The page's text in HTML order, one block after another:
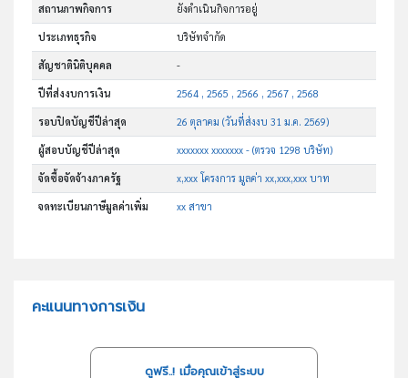
สถานภาพกิจการ ยังดำเนินกิจการอยู่
ประเภทธุรกิจ บริษัทจำกัด
สัญชาตินิติบุคคล -
ปีที่ส่งงบการเงิน 2564 , 2565 , 2566 , 2567 , 2568
รอบปิดบัญชีปีล่าสุด 26 ตุลาคม (วันที่ส่งงบ 31 ม.ค. 2569)
ผู้สอบบัญชีปีล่าสุด xxxxxxx xxxxxxx - (ตรวจ 1298 บริษัท)
จัดซื้อจัดจ้างภาครัฐ x,xxx โครงการ มูลค่า xx,xxx,xxx บาท
จดทะเบียนภาษีมูลค่าเพิ่ม xx สาขา
คะแนนทางการเงิน
ดูฟรี..! เมื่อคุณเข้าสู่ระบบ